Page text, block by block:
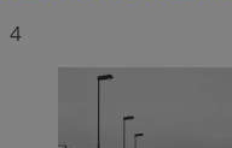
4